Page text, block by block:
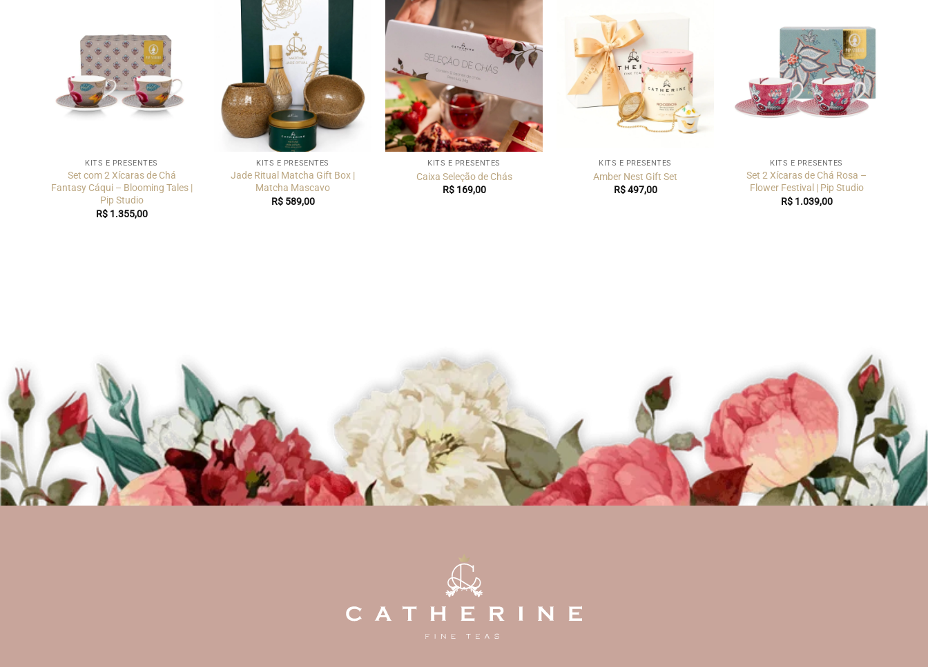
KITS E PRESENTES
Set com 2 Xícaras de Chá
Fantasy Cáqui – Blooming Tales |
Pip Studio
R$1.355,00
KITS E PRESENTES
Jade Ritual Matcha Gift Box |
Matcha Mascavo
R$589,00
KITS E PRESENTES
Caixa Seleção de Chás
R$169,00
KITS E PRESENTES
Amber Nest Gift Set
R$497,00
KITS E PRESENTES
Set 2 Xícaras de Chá Rosa –
Flower Festival | Pip Studio
R$1.039,00